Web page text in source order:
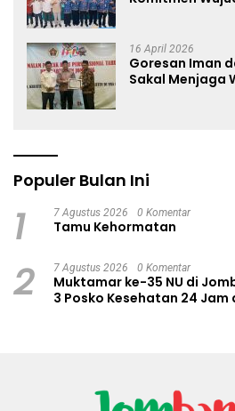
16 April 2026
Goresan Iman
Sakal Menjaga
Populer Bulan Ini
1 7 Agustus 2026 0 Komentar
Tamu Kehormatan
2 7 Agustus 2026 0 Komentar
Muktamar ke-35 NU di
3 Posko Kesehatan 24 Jam